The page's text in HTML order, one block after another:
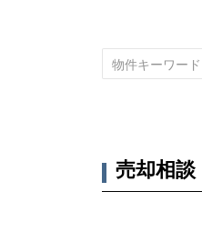
売却相談